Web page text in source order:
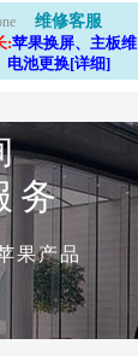
维修客服
:苹果换屏、主板维
电池更换[详细]
务
果产品